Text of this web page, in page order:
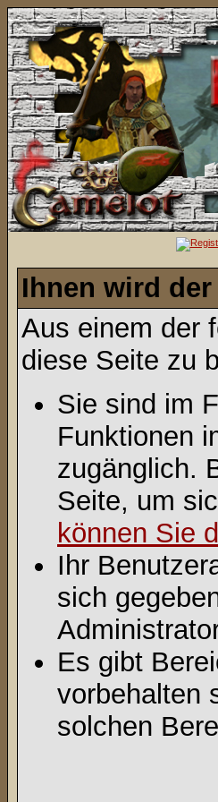
Ihnen wird
Aus einem der
diese Seite zu
Sie sind im
Funktionen
zugänglich.
Seite, um
können Sie
Ihr
sich
Es gibt
vorbehalten
solchen